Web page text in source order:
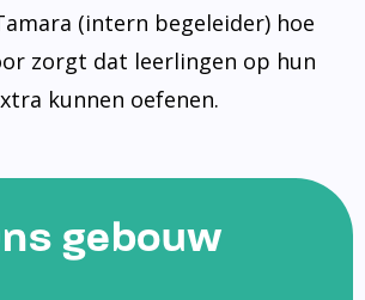
(intern begeleider) hoe
zorgt dat leerlingen op hun
kunnen oefenen.
gebouw